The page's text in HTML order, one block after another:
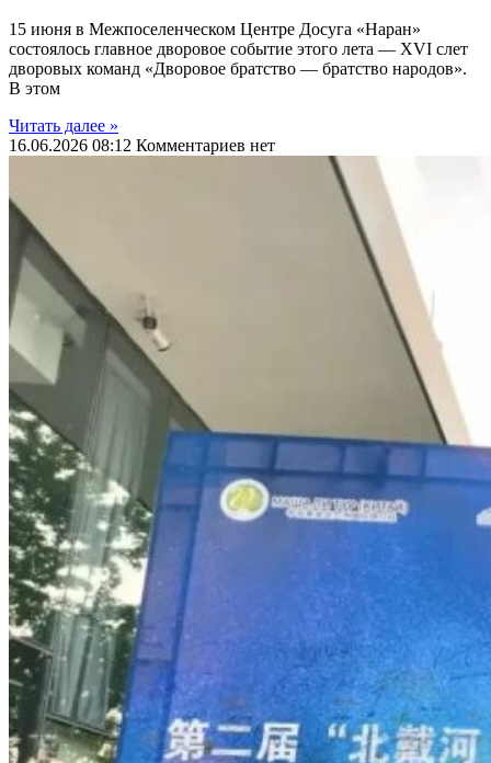
15 июня в Межпоселенческом Центре Досуга «Наран»
состоялось главное дворовое событие этого лета — XVI слет
дворовых команд «Дворовое братство — братство народов».
В этом
Читать далеe »
16.06.2026 08:12 Комментариев нет